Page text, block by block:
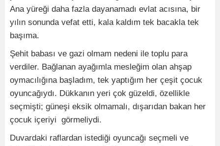
Ana yüreği daha fazla dayanamadı evlat acısına, bir
yılın sonunda vefat etti, kala kaldım tek bacakla tek
başıma.
Şehit babası ve gazi olmam nedeni ile toplu para
verdiler. Bağlanan ayağımla mesleğim olan ahşap
oymacılığına başladım, tek yaptığım her çeşit çocuk
oyuncağıydı. Dükkanın yeri çok güzeldi, özellikle
seçmişti; güneşi eksik olmamalı, dışarıdan bakan her
çocuk içeriyi görmeliydi.
Duvardaki raflardan istediği oyuncağı seçmeli ve